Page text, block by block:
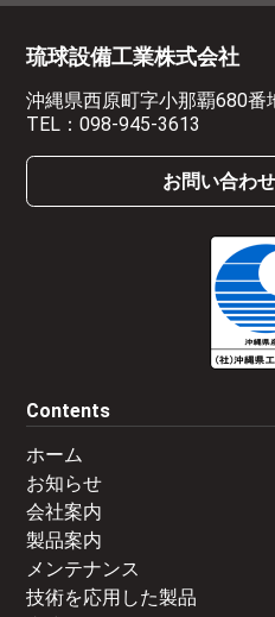
琉球設備工業株式会社
沖縄県西原町字小那覇680番
TEL：098-945-3613
お問い合わ
Contents
ホーム
お知らせ
会社案内
製品案内
メンテナンス
技術を応用した製品